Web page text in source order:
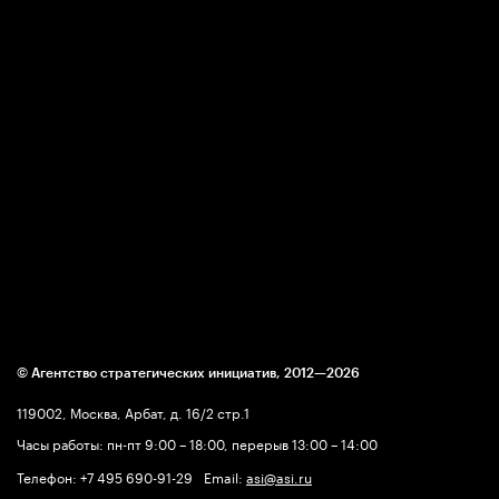
119002, Москва, Арбат, д. 16/2 стр.1
Часы работы: пн-пт 9:00 – 18:00, перерыв 13:00 – 14:00
Телефон: +7 495 690-91-29 Email: asi@asi.ru
© Агентство стратегических инициатив, 2012—2026